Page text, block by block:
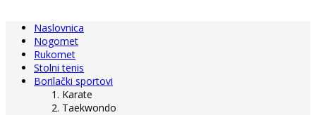
Naslovnica
Nogomet
Rukomet
Stolni tenis
Borilački sportovi
Karate
Taekwondo